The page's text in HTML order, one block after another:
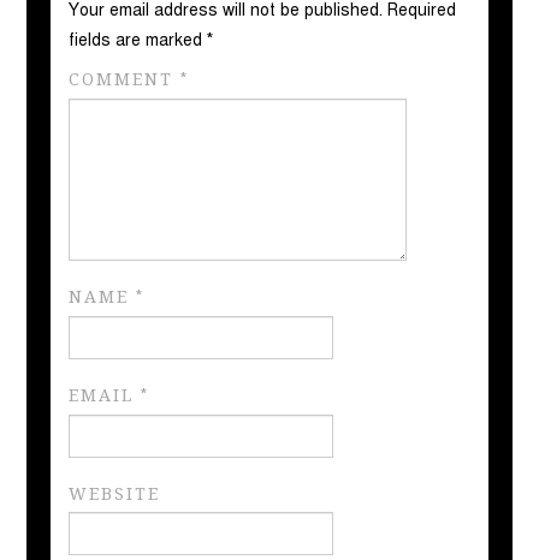
Your email address will not be published. Required
fields are marked*
COMMENT*
NAME*
EMAIL*
WEBSITE